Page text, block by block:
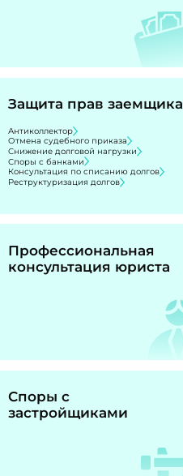
Защита прав заемщика
Антиколлектор
Отмена судебного приказа
Снижение долговой нагрузки
Споры с банками
Консультация по списанию долгов
Реструктуризация долгов
Профессиональная
консультация юриста
Споры с
застройщиками